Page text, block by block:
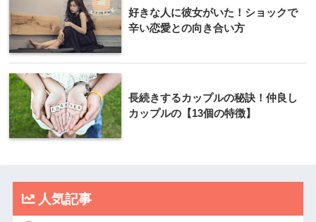
好きな人に彼女がいた！ショックで
辛い恋愛との向き合い方
長続きするカップルの秘訣！仲良し
カップルの【13個の特徴】
人気記事